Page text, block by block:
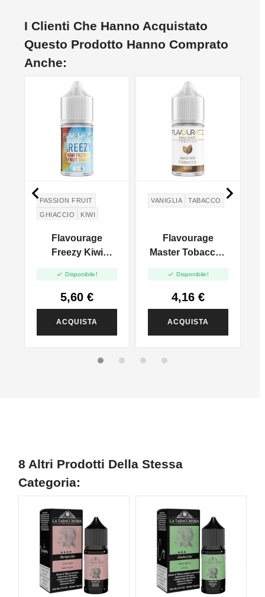
I Clienti Che Hanno Acquistato
Questo Prodotto Hanno Comprato
Anche:
PASSION FRUIT
GHIACCIO
KIWI
Flavourage
Freezy Kiwi
Guava - Mini Shot
10+10
 Disponibile!
5,60 €
ACQUISTA
VANIGLIA TABACCO
Flavourage
Master Tobacco -
 Disponibile!
4,16 €
ACQUISTA
 
8 Altri Prodotti Della Stessa
Categoria: